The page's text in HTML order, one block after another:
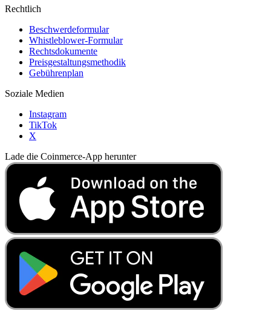
Rechtlich
Beschwerdeformular
Whistleblower-Formular
Rechtsdokumente
Preisgestaltungsmethodik
Gebührenplan
Soziale Medien
Instagram
TikTok
X
Lade die Coinmerce-App herunter